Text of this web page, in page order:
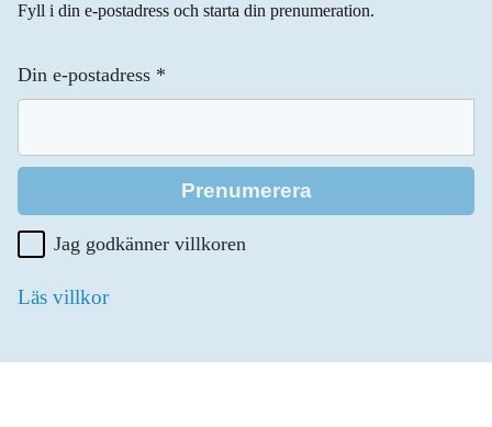
Fyll i din e-postadress och starta din prenumeration.
Din e-postadress *
Jag godkänner villkoren
Läs villkor